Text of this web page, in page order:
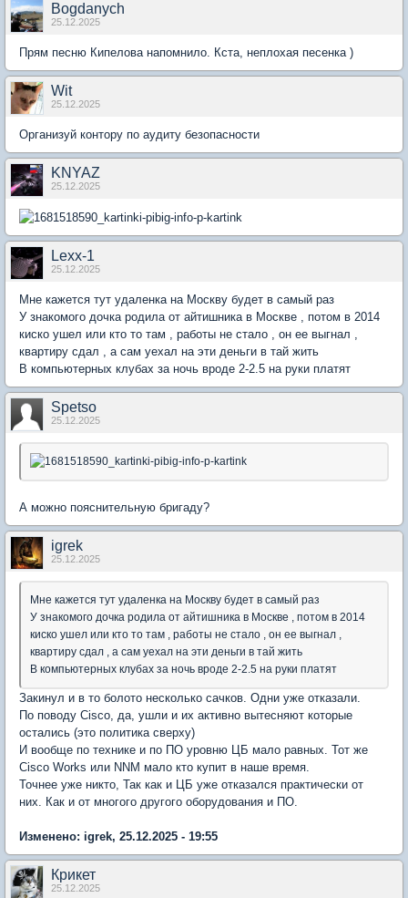
Bogdanych
25.12.2025
Прям песню Кипелова напомнило. Кста, неплохая песенка )
Wit
25.12.2025
Организуй контору по аудиту безопасности
KNYAZ
25.12.2025
Lexx-1
25.12.2025
Мне кажется тут удаленка на Москву будет в самый раз
У знакомого дочка родила от айтишника в Москве , потом в 2014
киско ушел или кто то там , работы не стало , он ее выгнал ,
квартиру сдал , а сам уехал на эти деньги в тай жить
В компьютерных клубах за ночь вроде 2-2.5 на руки платят
Spetso
25.12.2025
А можно пояснительную бригаду?
igrek
25.12.2025
Мне кажется тут удаленка на Москву будет в самый раз
У знакомого дочка родила от айтишника в Москве , потом в 2014
киско ушел или кто то там , работы не стало , он ее выгнал ,
квартиру сдал , а сам уехал на эти деньги в тай жить
В компьютерных клубах за ночь вроде 2-2.5 на руки платят
Закинул и в то болото несколько сачков. Одни уже отказали.
По поводу Cisco, да, ушли и их активно вытесняют которые
остались (это политика сверху)
И вообще по технике и по ПО уровню ЦБ мало равных. Тот же
Cisco Works или NNM мало кто купит в наше время.
Точнее уже никто, Так как и ЦБ уже отказался практически от
них. Как и от многого другого оборудования и ПО.
Изменено: igrek, 25.12.2025 - 19:55
Крикет
25.12.2025